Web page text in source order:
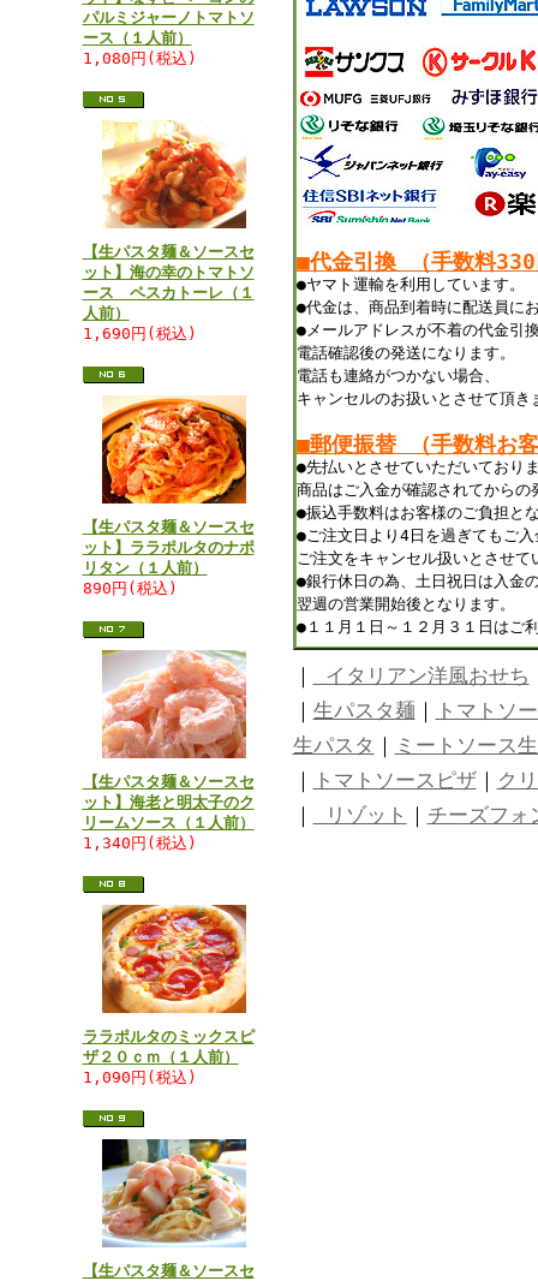
パルミジャーノトマトソ
ース（１人前）
1,080円(税込)
【生パスタ麺＆ソースセ
ット】海の幸のトマトソ
ース ペスカトーレ（１
人前）
1,690円(税込)
【生パスタ麺＆ソースセ
ット】ララポルタのナポ
リタン（１人前）
890円(税込)
【生パスタ麺＆ソースセ
ット】海老と明太子のク
リームソース（１人前）
1,340円(税込)
ララポルタのミックスピ
ザ２０ｃｍ（１人前）
1,090円(税込)
【生パスタ麺＆ソースセ
■代金引換 （手数料
●ヤマト運輸を利用しています。
●代金は、商品到着時に配送員に
●メールアドレスが不着の代金引
電話確認後の発送になります。
電話も連絡がつかない場合、
キャンセルのお扱いとさせて頂き
■郵便振替 （手数料お
●先払いとさせていただいており
商品はご入金が確認されてからの
●振込手数料はお客様のご負担と
●ご注文日より4日を過ぎてもご
ご注文をキャンセル扱いとさせて
●銀行休日の為、土日祝日は入金
翌週の営業開始後となります。
●１１月１日～１２月３１日はご
｜ イタリアン洋風おせち
｜ 生パスタ麺 ｜
トマトソ
生パスタ ｜ ミートソース
｜
トマトソースピザ｜ ク
｜
リゾット ｜ チーズフォ